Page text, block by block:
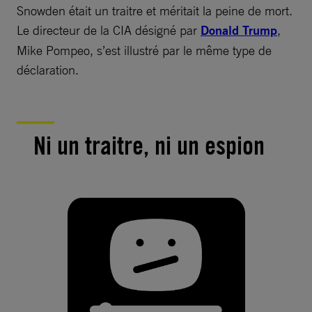
Snowden était un traitre et méritait la peine de mort.
Le directeur de la CIA désigné par Donald Trump,
Mike Pompeo, s’est illustré par le même type de
déclaration.
Ni un traitre, ni un espion